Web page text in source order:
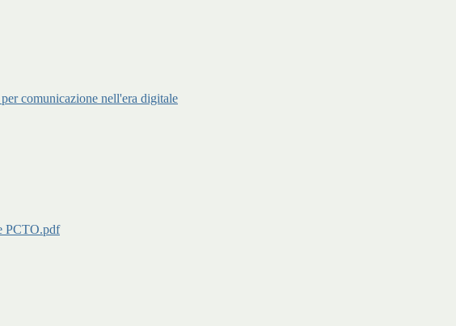
comunicazione nell'era digitale
PCTO.pdf